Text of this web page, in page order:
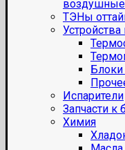
воздушные
ТЭНы
Испарители
Запчасти
Химия